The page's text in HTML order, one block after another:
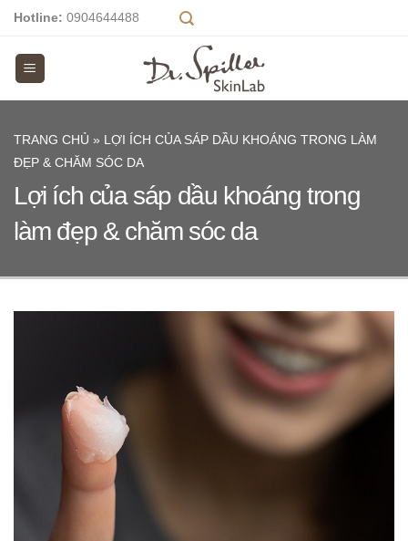
Skip
content
Hotline: 0904644488
TRANG CHỦ » LỢI ÍCH CỦA SÁP DẦU KHOÁNG TRONG LÀM
ĐẸP & CHĂM SÓC DA
Lợi ích của sáp dầu khoáng trong
làm đẹp & chăm sóc da